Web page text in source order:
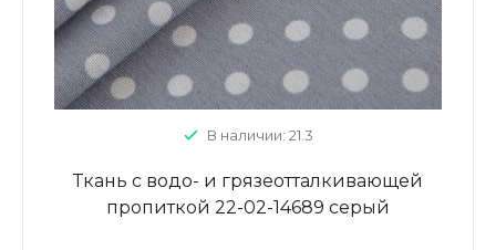
В наличии: 21.3
Ткань с водо- и грязеотталкивающей
пропиткой 22-02-14689 серый